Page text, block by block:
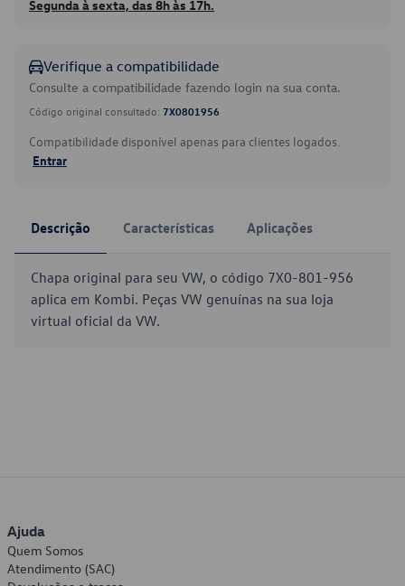
Segunda à sexta, das 8h às 17h.
Verifique a compatibilidade
Consulte a compatibilidade fazendo login na sua conta.
Código original consultado: 7X0801956
Compatibilidade disponível apenas para clientes logados.
Entrar
Descrição Características Aplicações
Chapa original para seu VW, o código 7X0-801-956
aplica em Kombi. Peças VW genuínas na sua loja
virtual oficial da VW.
Ajuda
Quem Somos
Atendimento (SAC)